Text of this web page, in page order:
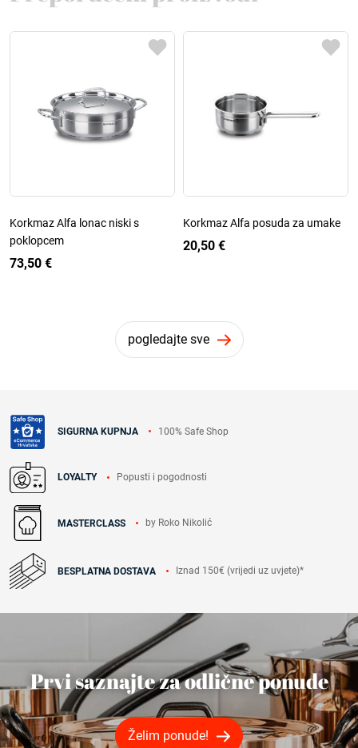
Korkmaz Alfa lonac niski s
poklopcem
73,50 €
Korkmaz Alfa posuda za umake
20,50 €
pogledajte sve
SIGURNA KUPNJA 100% Safe Shop
LOYALTY Popusti i pogodnosti
MASTERCLASS by Roko Nikolić
BESPLATNA DOSTAVA Iznad 150€ (vrijedi uz uvjete)*
Prvi saznajte za odlične ponude
Želim ponude!